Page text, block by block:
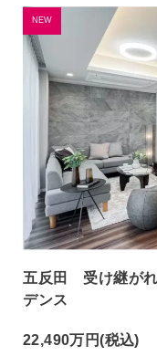
NEW
五反田 受け継が
デンス
22,490万円(税込)